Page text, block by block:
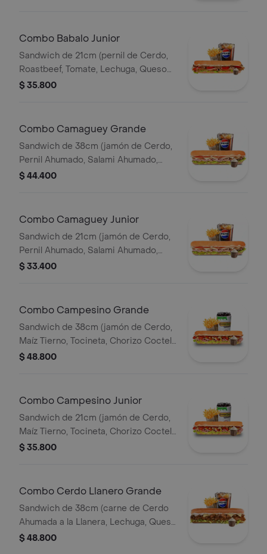
Combo Babalo Junior
Sandwich de 21cm (pernil de Cerdo,
Roastbeef, Tomate, Lechuga, Queso
Mozzarella, Salsa BBQ y Salsa de Ajo)
$ 35.800
Combo Camaguey Grande
Sandwich de 38cm (jamón de Cerdo,
Pernil Ahumado, Salami Ahumado,
Tomate, Pepinillos Agridulces, Queso
$ 44.400
Combo Camaguey Junior
Sandwich de 21cm (jamón de Cerdo,
Pernil Ahumado, Salami Ahumado,
Tomate, Pepinillos Agridulces, Queso
$ 33.400
Combo Campesino Grande
Sandwich de 38cm (jamón de Cerdo,
Maíz Tierno, Tocineta, Chorizo Coctel,
Lechuga, Queso Mozzarella y Salsa de
$ 48.800
Combo Campesino Junior
Sandwich de 21cm (jamón de Cerdo,
Maíz Tierno, Tocineta, Chorizo Coctel,
Lechuga, Queso Mozzarella y Salsa de
$ 35.800
Combo Cerdo Llanero Grande
Sandwich de 38cm (carne de Cerdo
Ahumada a la Llanera, Lechuga, Queso
Mozzarella y Salsa de Ajo) Papa
$ 48.800